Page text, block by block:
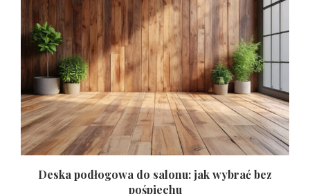
Deska podłogowa do salonu: jak wybrać bez
pośpiechu